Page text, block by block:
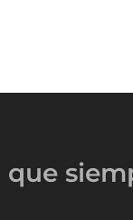
que